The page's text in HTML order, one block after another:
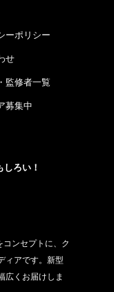
ーポリシー
せ
監修者一覧
募集中
ろい！
コンセプトに、ク
ィアです。新型
広くお届けしま